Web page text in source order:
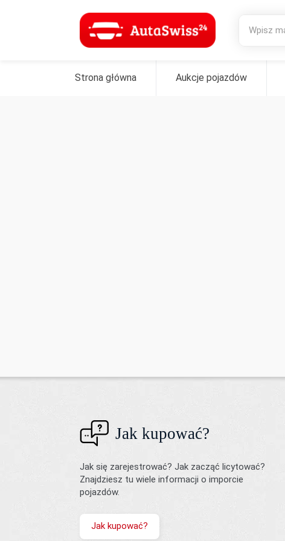
Strona główna Aukcje pojazdów
Jak kupować?
Jak się zarejestrować? Jak zacząć licytować?
Znajdziesz tu wiele informacji o imporcie
pojazdów.
Jak kupować?